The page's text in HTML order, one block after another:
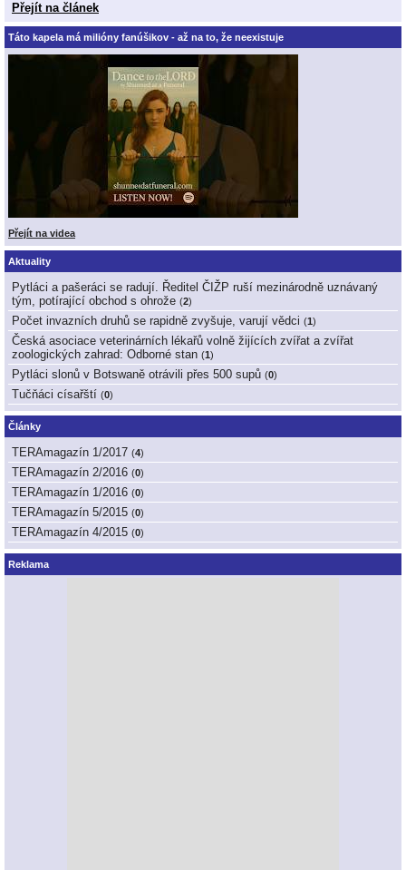
Přejít na článek
Táto kapela má milióny fanúšikov - až na to, že neexistuje
Přejít na videa
Aktuality
Pytláci a pašeráci se radují. Ředitel ČIŽP ruší mezinárodně uznávaný
tým, potírající obchod s ohrože (2)
Počet invazních druhů se rapidně zvyšuje, varují vědci (1 )
Česká asociace veterinárních lékařů volně žijících zvířat a zvířat
zoologických zahrad: Odborné stan (1 )
Pytláci slonů v Botswaně otrávili přes 500 supů (0)
Tučňáci císařští (0)
Články
TERAmagazín 1/2017 (4)
TERAmagazín 2/2016 (0)
TERAmagazín 1/2016 (0)
TERAmagazín 5/2015 (0)
TERAmagazín 4/2015 (0)
Reklama